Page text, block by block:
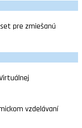
pre zmiešanú
vzdelávaní